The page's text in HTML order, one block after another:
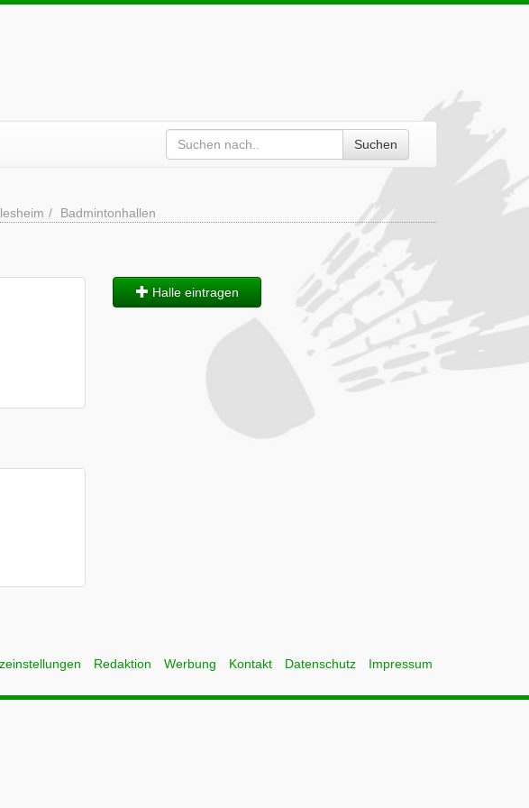
Suchen
Badmintonhallen
Halle eintragen
Redaktion Werbung Kontakt Datenschutz Impressum